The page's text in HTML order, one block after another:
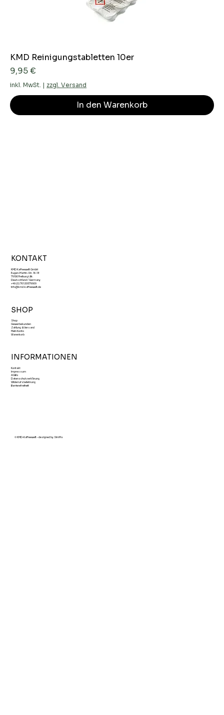
KMD Reinigungstabletten 10er
Preis
9,95 €
inkl. MwSt. | zzgl. Versand
In den Warenkorb
KONTAKT
KMD Kaffeewelt GmbH
Eugen-Martin-Str. 16-18
79106 Freiburg i. Br.
Deutschland / Germany
+49 (0) 761 20579909
info@kmd-kaffeewelt.de
SHOP
Shop
Gewerbekunden
Zahlung & Versand
Mein Konto
Warenkorb
INFORMATIONEN
Kontakt
Impressum
AGBs
Datenschutzerklärung
Widerrufsbelehrung
Barrierefreiheit
© KMD-Kaffeewelt - designed by SimMa